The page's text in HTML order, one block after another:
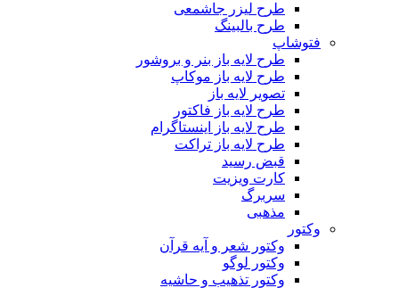
طرح لیزر جاشمعی
طرح بالبینگ
فتوشاپ
طرح لایه باز بنر و بروشور
طرح لایه باز موکاپ
تصویر لایه باز
طرح لایه باز فاکتور
طرح لایه باز اینستاگرام
طرح لایه باز تراکت
قبض رسید
کارت ویزیت
سربرگ
مذهبی
وکتور
وکتور شعر و آیه قرآن
وکتور لوگو
وکتور تذهیب و حاشیه